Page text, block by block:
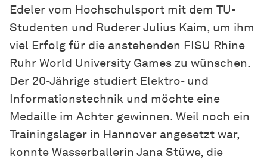
Edeler vom Hochschulsport mit dem TU-
Studenten und Ruderer Julius Kaim, um ihm
viel Erfolg für die anstehenden FISU Rhine
Ruhr World University Games zu wünschen.
Der 20-Jährige studiert Elektro- und
Informationstechnik und möchte eine
Medaille im Achter gewinnen. Weil noch ein
Trainingslager in Hannover angesetzt war,
konnte Wasserballerin Jana Stüwe, die